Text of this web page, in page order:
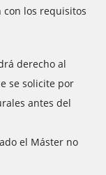
con los requisitos
derecho al
se solicite por
antes del
el Máster no